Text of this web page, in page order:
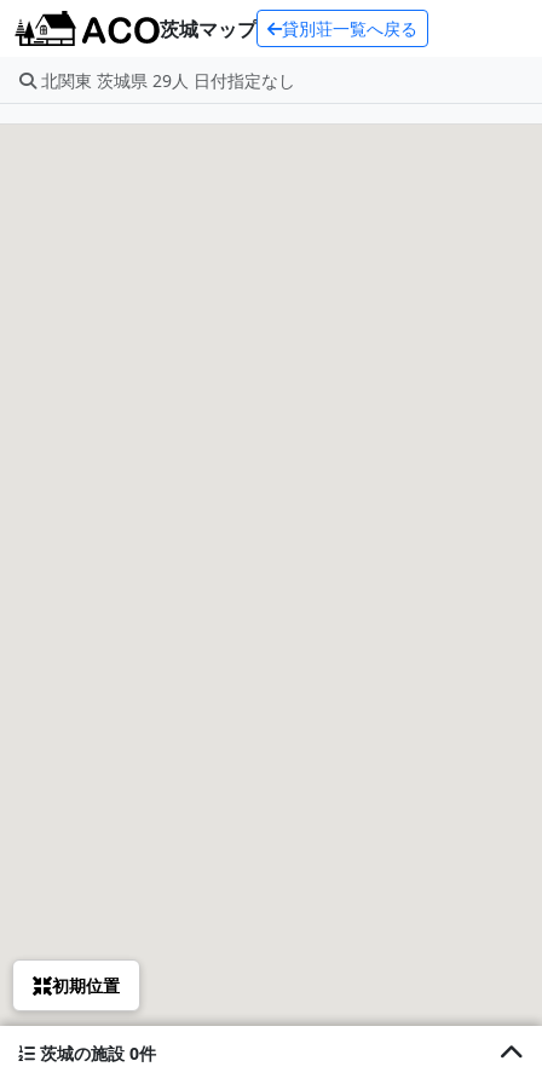
茨城マップ 貸別荘一覧へ戻る
北関東 茨城県 29人 日付指定なし
初期位置
茨城の施設 0件